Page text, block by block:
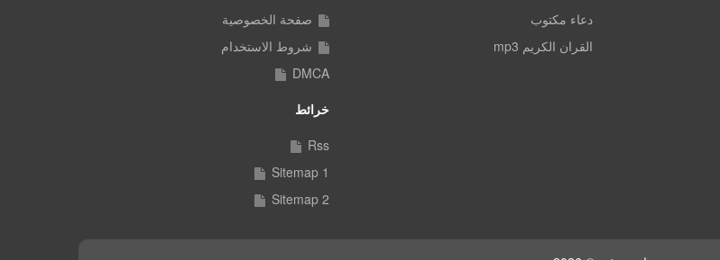
دعاء مكتوب
القران الكريم mp3
صفحة الخصوصية
شروط الاستخدام
DMCA
خرائط
Rss
Sitemap 1
Sitemap 2